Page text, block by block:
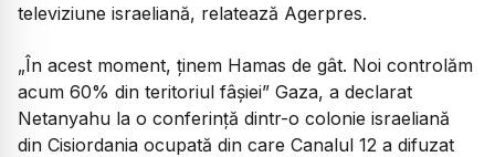
televiziune israeliană, relatează Agerpres.
„În acest moment, ținem Hamas de gât. Noi controlăm
acum 60% din teritoriul fâșiei” Gaza, a declarat
Netanyahu la o conferință dintr-o colonie israeliană
din Cisiordania ocupată din care Canalul 12 a difuzat